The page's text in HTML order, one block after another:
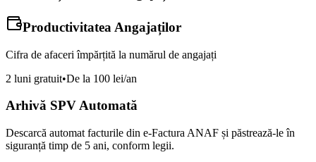
Productivitatea Angajaților
Cifra de afaceri împărțită la numărul de angajați
2 luni gratuit•De la 100 lei/an
Arhivă SPV Automată
Descarcă automat facturile din e-Factura ANAF și păstrează-le în
siguranță timp de 5 ani, conform legii.